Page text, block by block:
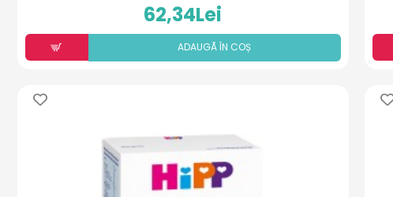
62,34Lei
ADAUGÃ ÎN COȘ